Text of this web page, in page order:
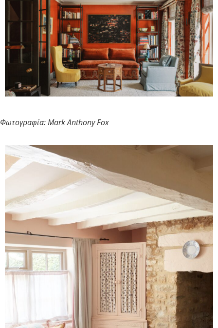
Φωτογραφία: Mark Anthony Fox